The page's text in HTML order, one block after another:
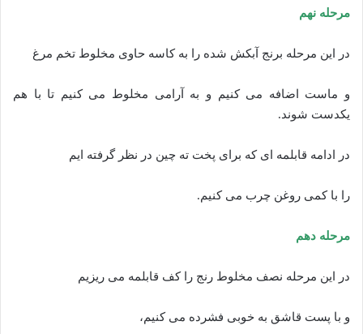
مرحله نهم
در این مرحله برنج آبکش شده را به کاسه حاوی مخلوط تخم مرغ
و ماست اضافه می کنیم و به آرامی مخلوط می کنیم تا با هم
یکدست شوند.
در ادامه قابلمه ای که برای پخت ته چین در نظر گرفته ایم
را با کمی روغن چرب می کنیم.
مرحله دهم
در این مرحله نصف مخلوط رنج را کف قابلمه می ریزیم
و با پست قاشق به خوبی فشرده می کنیم،